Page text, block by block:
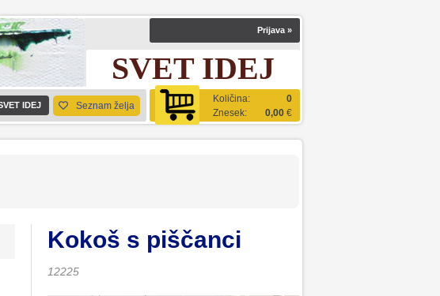
Prijava »
SVET IDEJ
Količina:
0
Znesek:
0,00 €
IDEJ Seznam želja
Kokoš s piščanci
12225